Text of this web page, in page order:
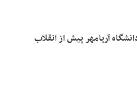
آریامهر پیش از انقلاب